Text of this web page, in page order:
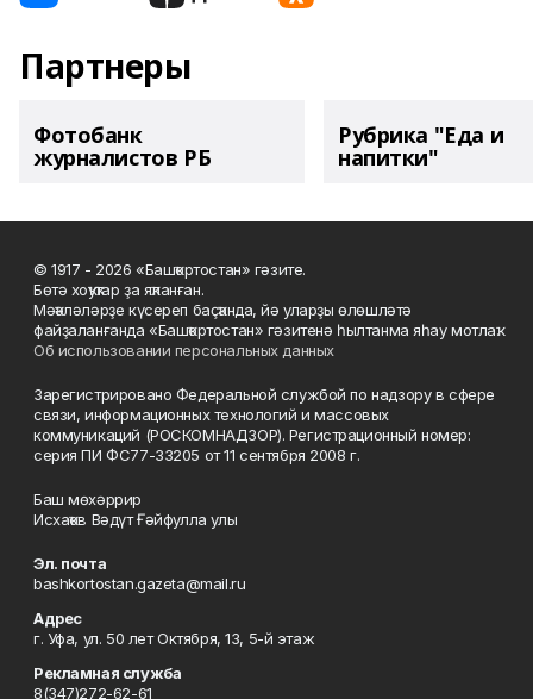
Партнеры
Фотобанк
журналистов РБ
Рубрика "Еда и
напитки"
© 1917 - 2026 «Башҡортостан» гәзите.
Бөтә хоҡуҡтар ҙа яҡланған.
Мәҡәләләрҙе күсереп баҫҡанда, йә уларҙы өлөшләтә
файҙаланғанда «Башҡортостан» гәзитенә һылтанма яһау мотлаҡ.
Об использовании персональных данных
Зарегистрировано Федеральной службой по надзору в сфере
связи, информационных технологий и массовых
коммуникаций (РОСКОМНАДЗОР). Регистрационный номер:
серия ПИ ФС77-33205 от 11 сентября 2008 г.
Баш мөхәррир
Исхаҡов Вәдүт Ғәйфулла улы
Эл. почта
bashkortostan.gazeta@mail.ru
Адрес
г. Уфа, ул. 50 лет Октября, 13, 5-й этаж
Рекламная служба
8(347)272-62-61